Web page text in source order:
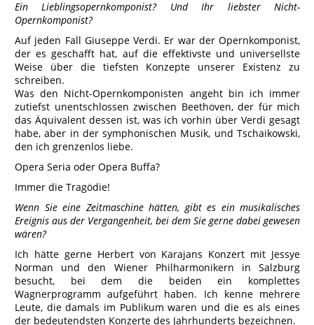
Ein Lieblingsopernkomponist? Und Ihr liebster Nicht-
Opernkomponist?
Auf jeden Fall Giuseppe Verdi. Er war der Opernkomponist,
der es geschafft hat, auf die effektivste und universellste
Weise über die tiefsten Konzepte unserer Existenz zu
schreiben.
Was den Nicht-Opernkomponisten angeht bin ich immer
zutiefst unentschlossen zwischen Beethoven, der für mich
das Äquivalent dessen ist, was ich vorhin über Verdi gesagt
habe, aber in der symphonischen Musik, und Tschaikowski,
den ich grenzenlos liebe.
Opera Seria oder Opera Buffa?
Immer die Tragödie!
Wenn Sie eine Zeitmaschine hätten, gibt es ein musikalisches
Ereignis aus der Vergangenheit, bei dem Sie gerne dabei gewesen
wären?
Ich hätte gerne Herbert von Karajans Konzert mit Jessye
Norman und den Wiener Philharmonikern in Salzburg
besucht, bei dem die beiden ein komplettes
Wagnerprogramm aufgeführt haben. Ich kenne mehrere
Leute, die damals im Publikum waren und die es als eines
der bedeutendsten Konzerte des Jahrhunderts bezeichnen.